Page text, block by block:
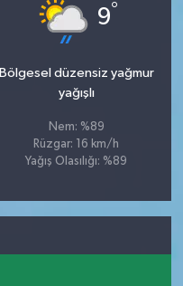
9°
Bölgesel düzensiz yağmur
yağışlı
Nem: %89
Rüzgar: 16 km/h
Yağış Olasılığı: %89